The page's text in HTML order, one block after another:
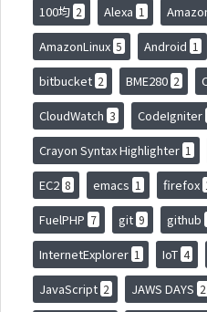
100均 2 Alexa 1
AmazonLinux 5 Android 1
bitbucket 2 BME280 2
CloudWatch 3 CodeIgniter
Crayon Syntax Highlighter 1
EC2 8 emacs 1 firefox
FuelPHP 7 git 9 github
InternetExplorer 1 IoT 4
JavaScript 2 JAWS DAYS 2